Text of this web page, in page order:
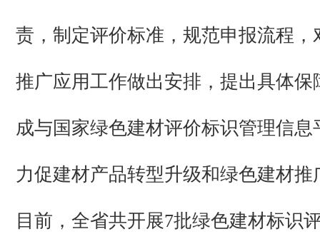
责，制定评价标准，规范申报流程，
推广应用工作做出安排，提出具体保
成与国家绿色建材评价标识管理信息
力促建材产品转型升级和绿色建材推
目前，全省共开展7批绿色建材标识